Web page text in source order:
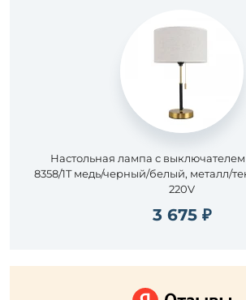
Настольная лампа с
8358/1T медь/черный/белый, металл/
220V
3 675 ₽